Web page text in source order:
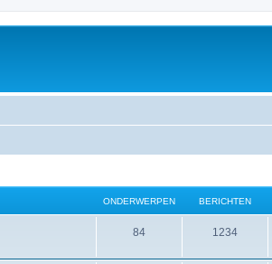
ONDERWERPEN BERICHTEN
84 1234